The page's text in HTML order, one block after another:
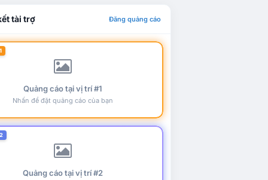
tài trợ Đăng quảng cáo
Quảng cáo tại vị trí #1
Nhấn để đặt quảng cáo của bạn
Quảng cáo tại vị trí #2